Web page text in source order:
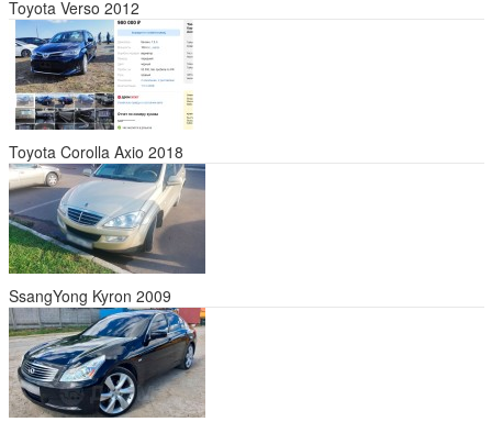
Toyota Verso 2012
Toyota Corolla Axio 2018
SsangYong Kyron 2009